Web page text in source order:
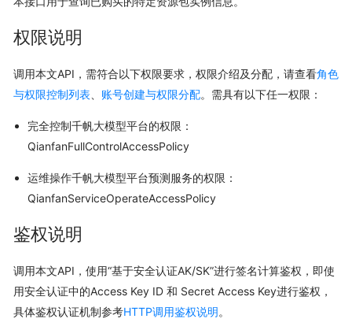
权限说明
调用本文API，需符合以下权限要求，权限介绍及分配，请查看角色
与权限控制列表、 账号创建与权限分配。需具有以下任一权限：
完全控制千帆大模型平台的权限：
QianfanFullControlAccessPolicy
运维操作千帆大模型平台预测服务的权限：
QianfanServiceOperateAccessPolicy
鉴权说明
调用本文API，使用“基于安全认证AK/SK”进行签名计算鉴权，即使
用安全认证中的Access Key ID 和 Secret Access Key进行鉴权，
具体鉴权认证机制参考HTTP调用鉴权说明。